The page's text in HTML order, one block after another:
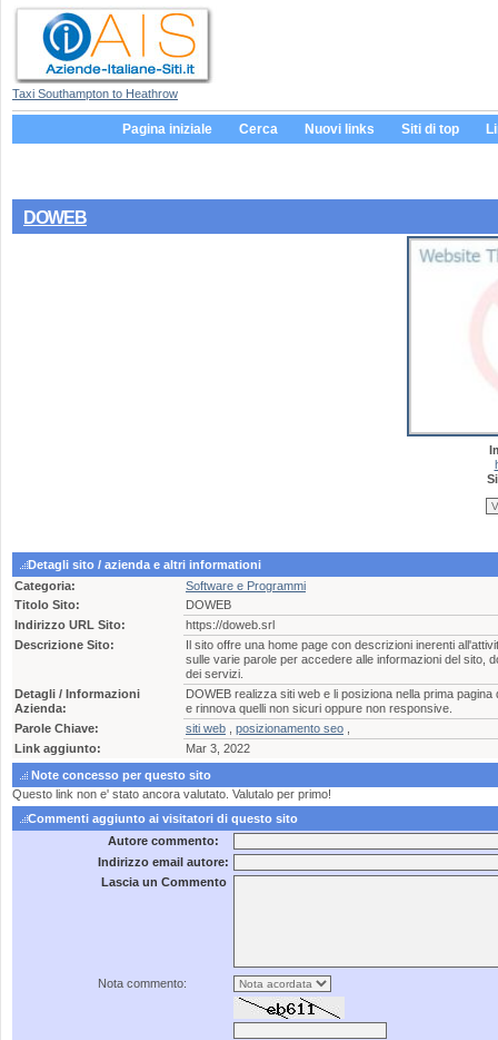
Taxi Southampton to Heathrow
Pagina iniziale Cerca Nuovi links Siti di top
DOWEB
Detagli sito / azienda e altri informationi
Categoria:
Software e Programmi
Titolo Sito:
DOWEB
Indirizzo URL Sito:
https://doweb.srl
Descrizione Sito:
Il sito offre una home page con descrizioni inerenti
sulle varie parole per accedere alle informazioni del sito,
dei servizi.
Detagli / Informazioni
Azienda:
DOWEB realizza siti web e li posiziona nella prima
e rinnova quelli non sicuri oppure non responsive.
Parole Chiave:
siti web posizionamento seo
Link aggiunto:
Mar 3, 2022
Note concesso per questo sito
Questo link non e' stato ancora valutato. Valutalo per primo!
Commenti aggiunto ai visitatori di questo sito
Autore commento:
Indirizzo email autore:
Lascia un Commento
Nota commento: